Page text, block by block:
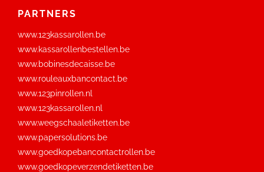
PARTNERS
www.123kassarollen.be
www.kassarollenbestellen.be
www.bobinesdecaisse.be
www.rouleauxbancontact.be
www.123pinrollen.nl
www.123kassarollen.nl
www.weegschaaletiketten.be
www.papersolutions.be
www.goedkopebancontactrollen.be
www.goedkopeverzendetiketten.be